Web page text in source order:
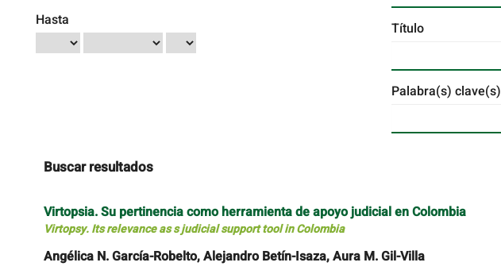
Hasta Título
Palabra(s) clave(s)
Buscar resultados
Virtopsia. Su pertinencia como herramienta de apoyo judicial en Colombia
Virtopsy. Its relevance as s judicial support tool in Colombia
Angélica N. García-Robelto, Alejandro Betín-Isaza, Aura M. Gil-Villa